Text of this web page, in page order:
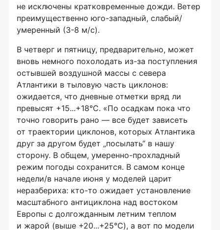
не исключены кратковременные дожди. Ветер
преимущественно юго-западный, слабый/
умеренный (3-8 м/с).
В четверг и пятницу, предварительно, может
вновь немного похолодать из-за поступления
остывшей воздушной массы с севера
Атлантики в тыловую часть циклонов:
ожидается, что дневные отметки вряд ли
превысят +15...+18℃. «По осадкам пока что
точно говорить рано — все будет зависеть
от траектории циклонов, которых Атлантика
друг за другом будет „посылать“ в нашу
сторону. В общем, умеренно-прохладный
режим погоды сохранится. В самом конце
недели/в начале июня у моделей царит
неразбериха: кто-то ожидает установление
масштабного антициклона над востоком
Европы с долгожданным летним теплом
и жарой (выше +20...+25℃), а вот по модели